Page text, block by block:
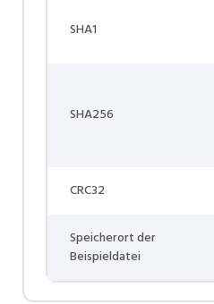
SHA1
SHA256
CRC32
Speicherort der
Beispieldatei